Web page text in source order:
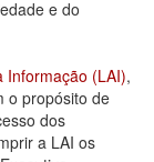
e do
Informação (LAI),
o propósito de
dos
a LAI os